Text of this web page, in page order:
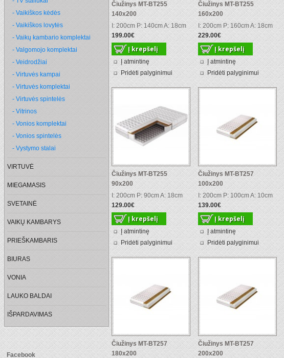
- Vaikiškos kėdės
- Vaikiškos lovytės
- Vaikų kambario komplektai
- Valgomojo komplektai
- Veidrodžiai
- Virtuvės kampai
- Virtuvės komplektai
- Virtuvės spintelės
- Vitrinos
- Vonios komplektai
- Vonios spintelės
- Vystymo stalai
VIRTUVĖ
MIEGAMASIS
SVETAINĖ
VAIKŲ KAMBARYS
PRIEŠKAMBARIS
BIURAS
VONIA
LAUKO BALDAI
IŠPARDAVIMAS
Facebook
Čiužinys MT-BT255
140x200
I: 200cm P: 140cm A: 18cm
199.00€
Į atmintinę
Pridėti palyginimui
Čiužinys MT-BT255
160x200
I: 200cm P: 160cm A: 18cm
229.00€
Į atmintinę
Pridėti palyginimui
Čiužinys MT-BT255
90x200
I: 200cm P: 90cm A: 18cm
129.00€
Į atmintinę
Pridėti palyginimui
Čiužinys MT-BT257
100x200
I: 200cm P: 100cm A: 10cm
139.00€
Į atmintinę
Pridėti palyginimui
Čiužinys MT-BT257
180x200
Čiužinys MT-BT257
200x200